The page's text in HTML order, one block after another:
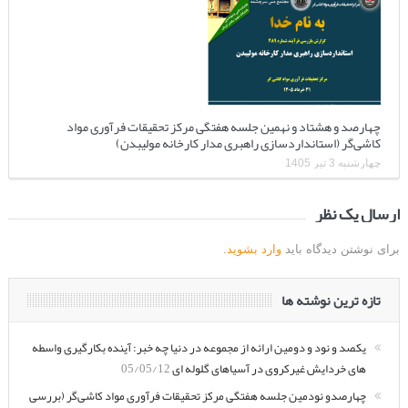
چهارصد و هشتاد و نهمین جلسه هفتگی مرکز تحقیقات فرآوری مواد
کاشی‌گر (استانداردسازی راهبری مدار کارخانه مولیبدن)
چهارشنبه 3 تیر 1405
ارسال یک نظر
برای نوشتن دیدگاه باید وارد بشوید
تازه ترین نوشته ها
یکصد و نود و دومین ارائه از مجموعه در دنیا چه خبر: آینده بکارگیری واسطه
های خردایش غیرکروی در آسیاهای گلوله ای05/05/12
چهارصدو نودمین جلسه هفتگی مرکز تحقیقات فرآوری مواد کاشی‌گر (بررسی